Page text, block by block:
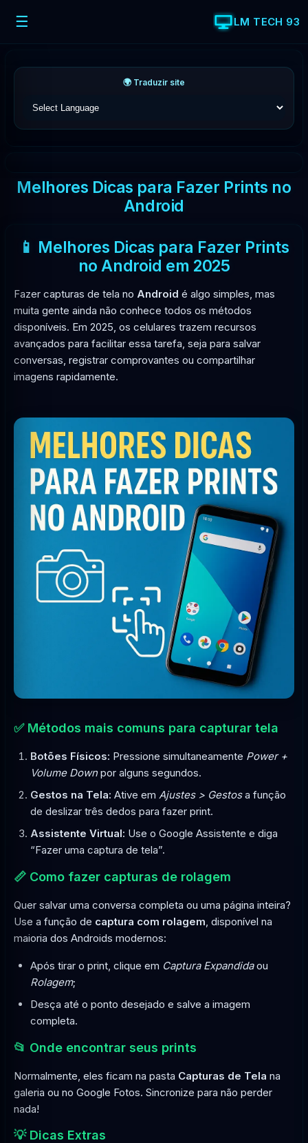
☰ LM TECH 93
🌍 Traduzir site
Melhores Dicas para Fazer Prints no
Android
📱 Melhores Dicas para Fazer Prints
no Android em 2025
Fazer capturas de tela no Android é algo simples, mas
muita gente ainda não conhece todos os métodos
disponíveis. Em 2025, os celulares trazem recursos
avançados para facilitar essa tarefa, seja para salvar
conversas, registrar comprovantes ou compartilhar
imagens rapidamente.
✅ Métodos mais comuns para capturar tela
Botões Físicos: Pressione simultaneamente Power +
Volume Downpor alguns segundos.
Gestos na Tela: Ative em Ajustes > Gestosa função
de deslizar três dedos para fazer print.
Assistente Virtual: Use o Google Assistente e diga
“Fazer uma captura de tela”.
📏 Como fazer capturas de rolagem
Quer salvar uma conversa completa ou uma página inteira?
Use a função de captura com rolagem, disponível na
maioria dos Androids modernos:
Após tirar o print, clique em Captura Expandidaou
Rolagem;
Desça até o ponto desejado e salve a imagem
completa.
📂 Onde encontrar seus prints
Normalmente, eles ficam na pasta Capturas de Tela na
galeria ou no Google Fotos. Sincronize para não perder
nada!
💡 Dicas Extras